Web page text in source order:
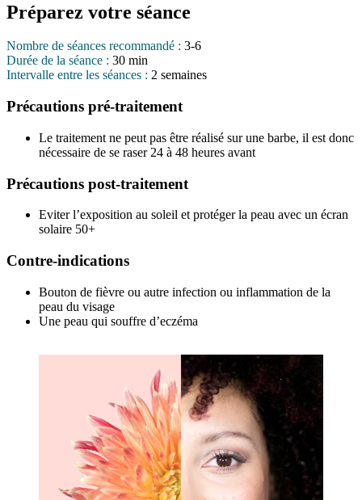
Préparez votre séance
Nombre de séances recommandé : 3-6
Durée de la séance : 30 min
Intervalle entre les séances : 2 semaines
Précautions pré-traitement
Le traitement ne peut pas être réalisé sur une barbe, il est donc
nécessaire de se raser 24 à 48 heures avant
Précautions post-traitement
Eviter l’exposition au soleil et protéger la peau avec un écran
solaire 50+
Contre-indications
Bouton de fièvre ou autre infection ou inflammation de la
peau du visage
Une peau qui souffre d’eczéma